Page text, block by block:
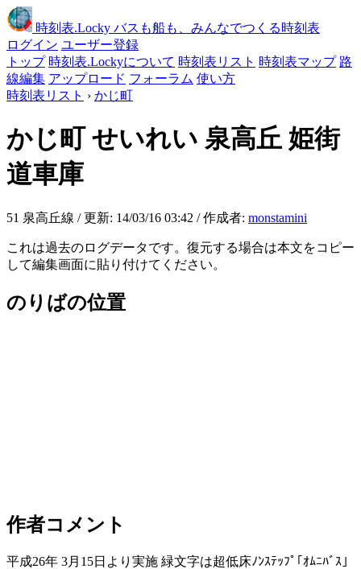
時刻表.Locky バスも船も、みんなでつくる時刻表
ログイン ユーザー登録
トップ 時刻表.Lockyについて 時刻表リスト 時刻表マップ 路
線編集 アップロード フォーラム 使い方
時刻表リスト › かじ町
かじ町せいれい 泉高丘 姫街
道車庫
51 泉高丘線 / 更新: 14/03/16 03:42 / 作成者: monstamini
これは過去のログデータです。復元する場合は本文をコピー
して編集画面に貼り付けてください。
のりばの位置
作者コメント
平成26年 3月15日より実施 緑文字は超低床ﾉﾝｽﾃｯﾌﾟ｢ｵﾑﾆﾊﾞｽ｣